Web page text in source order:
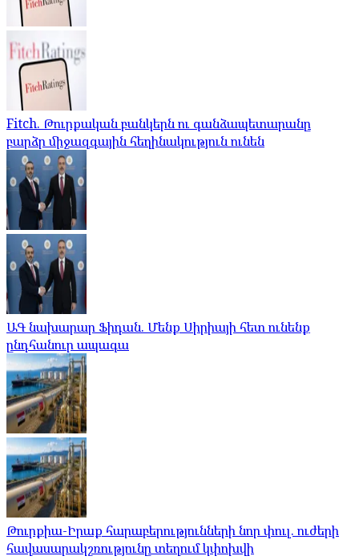
Fitch. Թուրքական բանկերն ու գանձապետարանը
բարձր միջազգային հեղինակություն ունեն
ԱԳ նախարար Ֆիդան. Մենք Սիրիայի հետ ունենք
ընդհանուր ապագա
Թուրքիա-Իրաք հարաբերությունների նոր փուլ. ուժերի
հավասարակշռությունը տեղում կփոխվի